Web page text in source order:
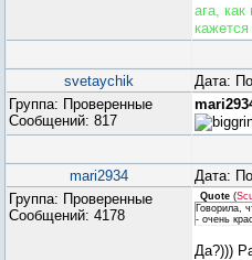
ага,
svetaychik
Дата:
Группа: Проверенные
Сообщений: 817
mari2934
Дата:
Группа: Проверенные
Сообщений: 4178
Quote (
Говорила,
- очень
Да?)))